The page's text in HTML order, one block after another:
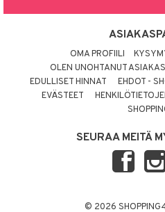
OMA PROFIILI
OLEN UNOHTANUT
EDULLISET HINNAT
EHDOT -
EVÄSTEET
SEURAA MEITÄ
© 2026